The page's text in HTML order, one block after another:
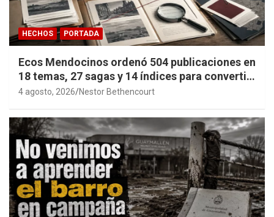
HECHOS PORTADA
Ecos Mendocinos ordenó 504 publicaciones en
18 temas, 27 sagas y 14 índices para convertir
años de investigación en memoria pública
4 agosto, 2026 Nestor Bethencourt